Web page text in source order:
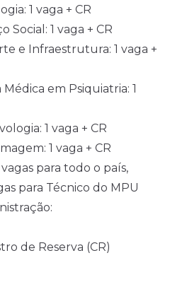
1 vaga + CR
Social: 1 vaga + CR
e Infraestrutura: 1 vaga +
em Psiquiatria: 1
1 vaga + CR
1 vaga + CR
para todo o país,
para Técnico do MPU
de Reserva (CR)